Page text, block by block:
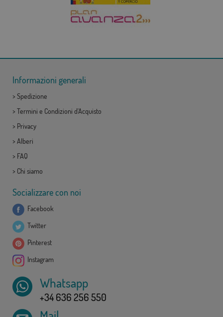
Informazioni generali
> Spedizione
> Termini e Condizioni d'Acquisto
> Privacy
> Alberi
> FAQ
> Chi siamo
Socializzare con noi
Facebook
Twitter
Pinterest
Instagram
Whatsapp
+34 636 256 550